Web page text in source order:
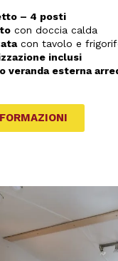
– 4 posti
con doccia calda
con tavolo e
inclusi
veranda esterna